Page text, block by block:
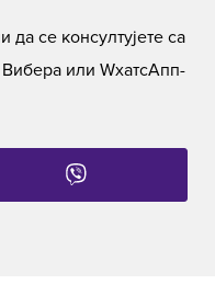
се консултујете са
Вибера или WхатсАпп-